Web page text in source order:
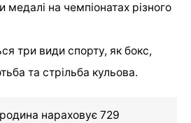
медалі на чемпіонатах різного
три види спорту, як бокс,
та стрільба кульова.
нараховує 729